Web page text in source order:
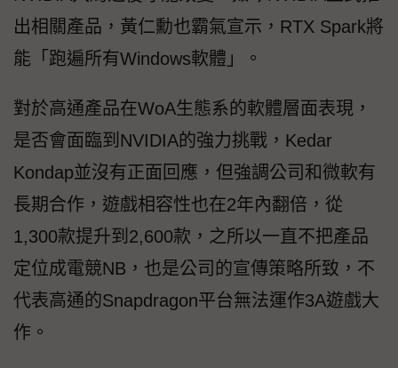
出相關產品，黃仁勳也霸氣宣示，RTX Spark將
能「跑遍所有Windows軟體」。
對於高通產品在WoA生態系的軟體層面表現，
是否會面臨到NVIDIA的強力挑戰，Kedar
Kondap並沒有正面回應，但強調公司和微軟有
長期合作，遊戲相容性也在2年內翻倍，從
1,300款提升到2,600款，之所以一直不把產品
定位成電競NB，也是公司的宣傳策略所致，不
代表高通的Snapdragon平台無法運作3A遊戲大
作。